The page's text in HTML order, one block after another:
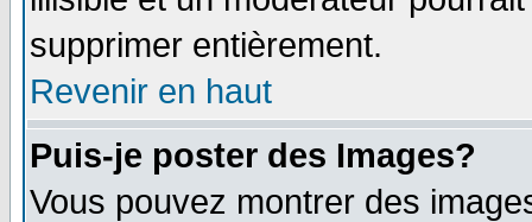
supprimer entièrement.
Revenir en haut
Puis-je poster des Images?
Vous pouvez montrer des